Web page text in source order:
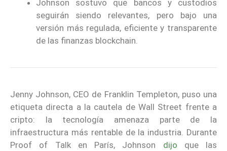
Johnson sostuvo que bancos y custodios
seguirán siendo relevantes, pero bajo una
versión más regulada, eficiente y transparente
de las finanzas blockchain.
Jenny Johnson, CEO de Franklin Templeton, puso una
etiqueta directa a la cautela de Wall Street frente a
cripto: la tecnología amenaza parte de la
infraestructura más rentable de la industria. Durante
Proof of Talk en París, Johnson dijo que las